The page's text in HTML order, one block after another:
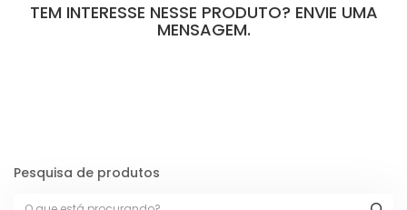
TEM INTERESSE NESSE PRODUTO? ENVIE UMA
MENSAGEM.
Pesquisa de produtos